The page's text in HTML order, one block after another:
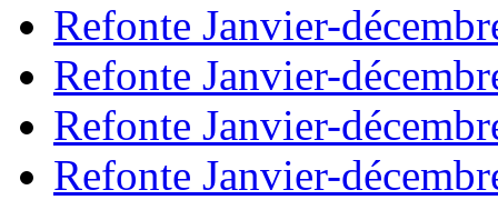
Refonte Janvier-
Refonte Janvier-
Refonte Janvier-
Refonte Janvier-